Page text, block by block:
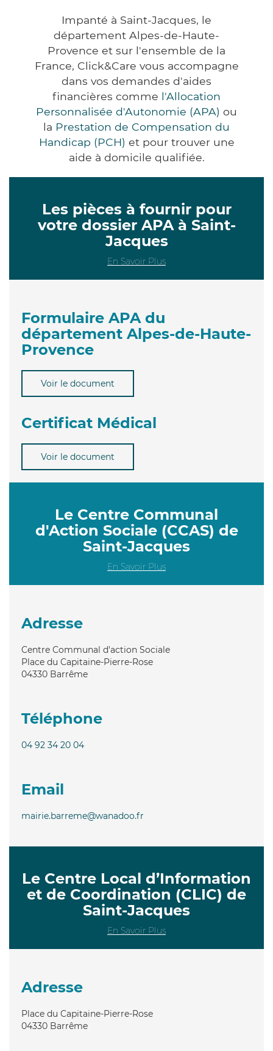
Impanté à Saint-Jacques, le
département Alpes-de-Haute-
Provence et sur l'ensemble de la
France, Click&Care vous accompagne
dans vos demandes d'aides
financières comme l'Allocation
Personnalisée d'Autonomie (APA) ou
la Prestation de Compensation du
Handicap (PCH) et pour trouver une
aide à domicile qualifiée.
Les pièces à fournir pour
votre dossier APA à Saint-
Jacques
En Savoir Plus
Formulaire APA du
département Alpes-de-Haute-
Provence
Voir le document
Certificat Médical
Voir le document
Le Centre Communal
d'Action Sociale (CCAS) de
Saint-Jacques
En Savoir Plus
Adresse
Centre Communal d'action Sociale
Place du Capitaine-Pierre-Rose
04330 Barrême
Téléphone
04 92 34 20 04
Email
mairie.barreme@wanadoo.fr
Le Centre Local d’Information
et de Coordination (CLIC) de
Saint-Jacques
En Savoir Plus
Adresse
Place du Capitaine-Pierre-Rose
04330 Barrême